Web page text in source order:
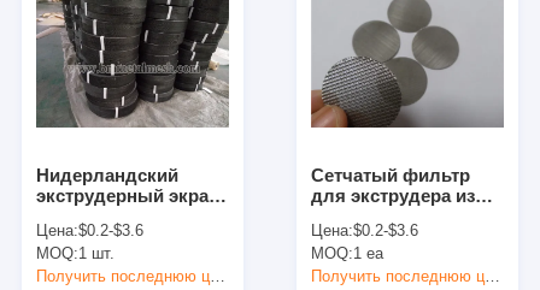
Сетчатый фильтр Джонсона
загородка сетки металла
Нидерландский
экструдерный экран
стали 200 мм для
фильтрации
пластика и каучука
Цена:$0.2-$3.6
MOQ:1 шт.
Получить последнюю цену
Сетчатый фильтр
для экструдера из
304, круглый 200 мм,
с диаметром
проволоки 0,23 мм
Цена:$0.2-$3.6
MOQ:1 ea
Получить последнюю цену